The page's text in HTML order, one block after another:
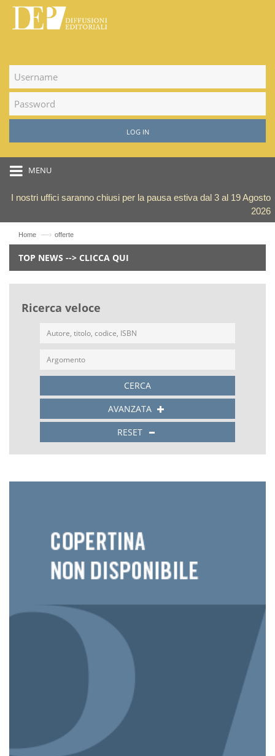
LOG IN
MENU
I nostri uffici saranno chiusi per la pausa estiva dal 3 al 19 Agosto
2026
Home —› offerte
TOP NEWS --> CLICCA QUI
Ricerca veloce
CERCA
AVANZATA
RESET